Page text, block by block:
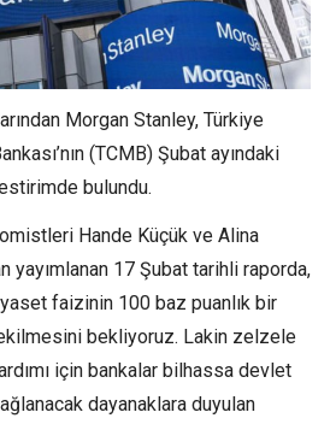
Morgan Stanley, Türkiye
(TCMB) Şubat ayındaki
bulundu.
Hande Küçük ve Alina
yayımlanan 17 Şubat tarihli raporda,
faizinin 100 baz puanlık bir
bekliyoruz. Lakin zelzele
için bankalar bilhassa devlet
dayanaklara duyulan